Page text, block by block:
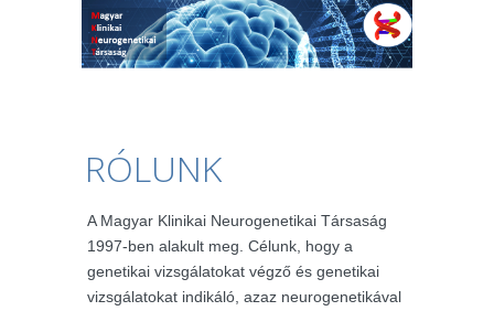
RÓLUNK
A Magyar Klinikai Neurogenetikai Társaság
1997-ben alakult meg. Célunk, hogy a
genetikai vizsgálatokat végző és genetikai
vizsgálatokat indikáló, azaz neurogenetikával